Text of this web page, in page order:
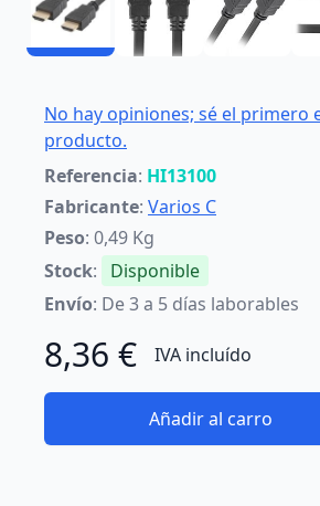
No hay opiniones; sé el primero
producto.
Referencia: HI13100
Fabricante: Varios C
Peso: 0,49 Kg
Stock:
Disponible
Envío: De 3 a 5 días laborables
8,36 € IVA incluído
Añadir al carro